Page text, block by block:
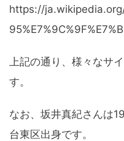
https://
上記の通り、様々なサ
す。
なお、坂井真紀さんは
台東区出身です。